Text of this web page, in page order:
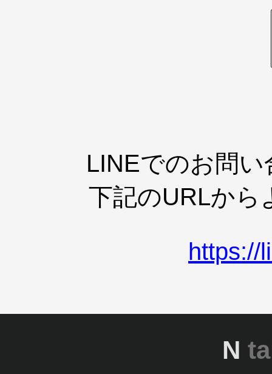
LINEでのお問
下記のURLから
https://
N